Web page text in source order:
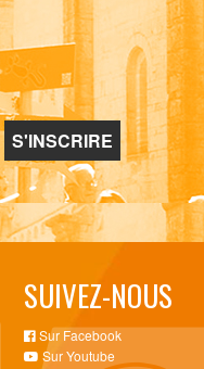
SUIVEZ-NOUS
Sur Facebook
Sur Youtube